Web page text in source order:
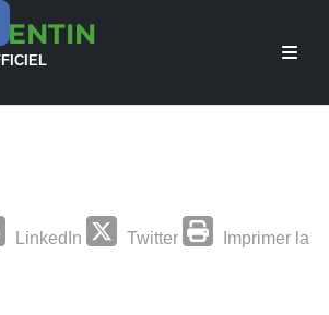
LinkedIn Twitter
Imprimer la